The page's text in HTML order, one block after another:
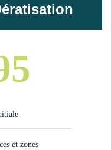
et zones